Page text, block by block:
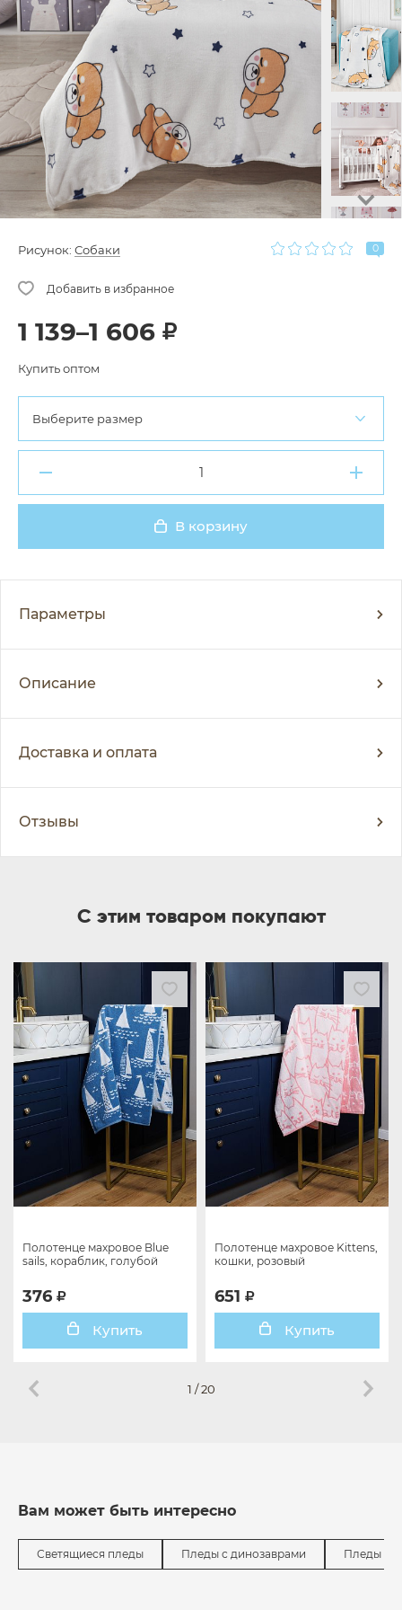
Рисунок: Собаки 0
1 139–1 606
Купить оптом
Выберите размер
В корзину
Параметры
Описание
Доставка и оплата
Отзывы
С этим товаром покупают
Полотенце махровое Blue
sails, кораблик, голубой
376
Купить
Полотенце махровое Kittens,
кошки, розовый
651
Купить
1 /20
Вам может быть интересно
Светящиеся пледы Пледы с динозаврами Пледы с